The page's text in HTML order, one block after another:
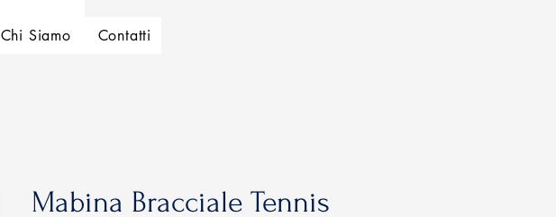
Mabina Bracciale Tennis
Chi Siamo Contatti